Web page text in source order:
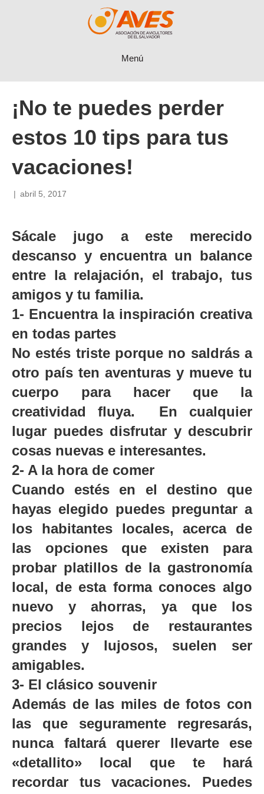
Menú
¡No te puedes perder
estos 10 tips para tus
vacaciones!
| abril 5, 2017
Sácale jugo a este merecido
descanso y encuentra un balance
entre la relajación, el trabajo, tus
amigos y tu familia.
1- Encuentra la inspiración creativa
en todas partes
No estés triste porque no saldrás a
otro país ten aventuras y mueve tu
cuerpo para hacer que la
creatividad fluya. En cualquier
lugar puedes disfrutar y descubrir
cosas nuevas e interesantes.
2- A la hora de comer
Cuando estés en el destino que
hayas elegido puedes preguntar a
los habitantes locales, acerca de
las opciones que existen para
probar platillos de la gastronomía
local, de esta forma conoces algo
nuevo y ahorras, ya que los
precios lejos de restaurantes
grandes y lujosos, suelen ser
amigables.
3- El clásico souvenir
Además de las miles de fotos con
las que seguramente regresarás,
nunca faltará querer llevarte ese
«detallito» local que te hará
recordar tus vacaciones. Puedes